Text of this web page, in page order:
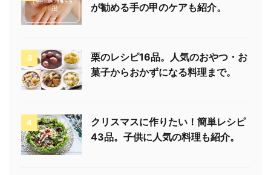
が勧める手の甲のケアも紹介。
3
栗のレシピ16品。人気のおやつ・お
菓子からおかずになる料理まで。
4
クリスマスに作りたい！簡単レシピ
43品。子供に人気の料理も紹介。